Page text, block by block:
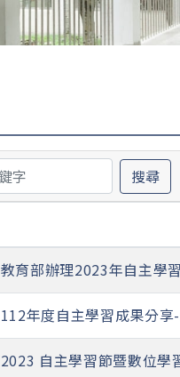
搜尋
教育部辦理2023年自主學
112年度自主學習成果分
2023 自主學習節暨數位學